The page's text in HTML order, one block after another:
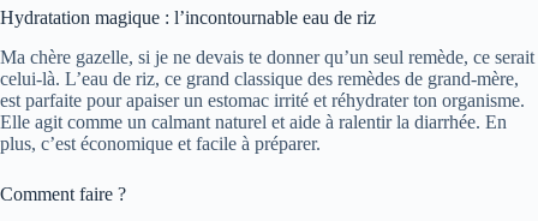
Hydratation magique : l’incontournable eau de riz
Ma chère gazelle, si je ne devais te donner qu’un seul remède, ce serait
celui-là. L’eau de riz, ce grand classique des remèdes de grand-mère,
est parfaite pour apaiser un estomac irrité et réhydrater ton organisme.
Elle agit comme un calmant naturel et aide à ralentir la diarrhée. En
plus, c’est économique et facile à préparer.
Comment faire ?